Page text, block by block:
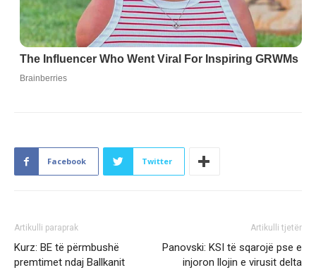
Facebook Twitter
Artikulli paraprak
Kurz: BE të përmbushë
premtimet ndaj Ballkanit
Artikulli tjetër
Panovski: KSI të sqarojë pse e
injoron llojin e virusit delta